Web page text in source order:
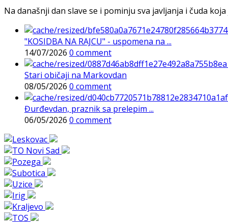
Na današnji dan slave se i pominju sva javljanja i čuda
"KOSIDBA NA RAJCU" - uspomena na ...
14/07/2026 0 comment
Stari običaji na Markovdan
08/05/2026 0 comment
Đurđevdan, praznik sa prelepim ...
06/05/2026 0 comment